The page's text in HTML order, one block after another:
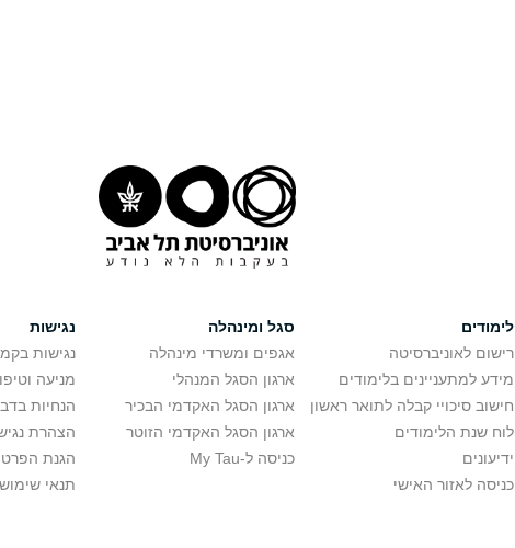
לימודים
רישום לאוניברסיטה
מידע למתעניינים בלימודים
חישוב סיכויי קבלה לתואר ראשון
לוח שנת הלימודים
ידיעונים
כניסה לאזור האישי
סגל ומינהלה
אגפים ומשרדי מינהלה
ארגון הסגל המנהלי
ארגון הסגל האקדמי הבכיר
ארגון הסגל האקדמי הזוטר
כניסה ל-My Tau
נגישות
נגישות
מניעה
הנחיות
הצהרת
הגנת
תנאי שימוש